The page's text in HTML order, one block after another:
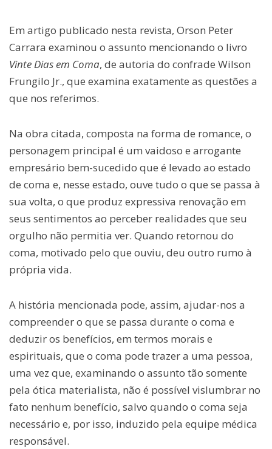
Em artigo publicado nesta revista, Orson Peter
Carrara examinou o assunto mencionando o livro
Vinte Dias em Coma, de autoria do confrade Wilson
Frungilo Jr., que examina exatamente as questões a
que nos referimos.
Na obra citada, composta na forma de romance, o
personagem principal é um vaidoso e arrogante
empresário bem-sucedido que é levado ao estado
de coma e, nesse estado, ouve tudo o que se passa à
sua volta, o que produz expressiva renovação em
seus sentimentos ao perceber realidades que seu
orgulho não permitia ver. Quando retornou do
coma, motivado pelo que ouviu, deu outro rumo à
própria vida.
A história mencionada pode, assim, ajudar-nos a
compreender o que se passa durante o coma e
deduzir os benefícios, em termos morais e
espirituais, que o coma pode trazer a uma pessoa,
uma vez que, examinando o assunto tão somente
pela ótica materialista, não é possível vislumbrar no
fato nenhum benefício, salvo quando o coma seja
necessário e, por isso, induzido pela equipe médica
responsável.